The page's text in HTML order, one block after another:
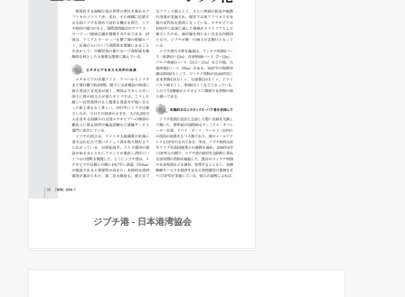
ジブチ港 - 日本港湾協会